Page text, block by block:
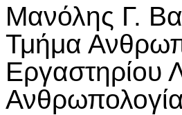
Μανόλης Γ.
Τμήμα
Εργαστηρίου